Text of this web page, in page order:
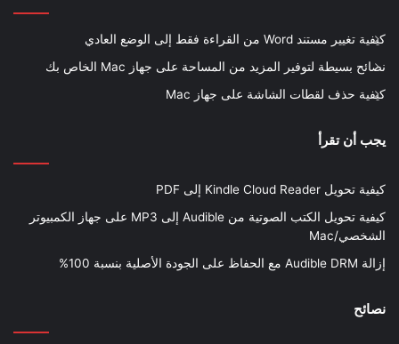
كيفية تغيير مستند Word من القراءة فقط إلى الوضع العادي
نصائح بسيطة لتوفير المزيد من المساحة على جهاز Mac الخاص بك
كيفية حذف لقطات الشاشة على جهاز Mac
يجب أن تقرأ
كيفية تحويل Kindle Cloud Reader إلى PDF
كيفية تحويل الكتب الصوتية من Audible إلى MP3 على جهاز الكمبيوتر
الشخصي/Mac
إزالة Audible DRM مع الحفاظ على الجودة الأصلية بنسبة 100%
نصائح